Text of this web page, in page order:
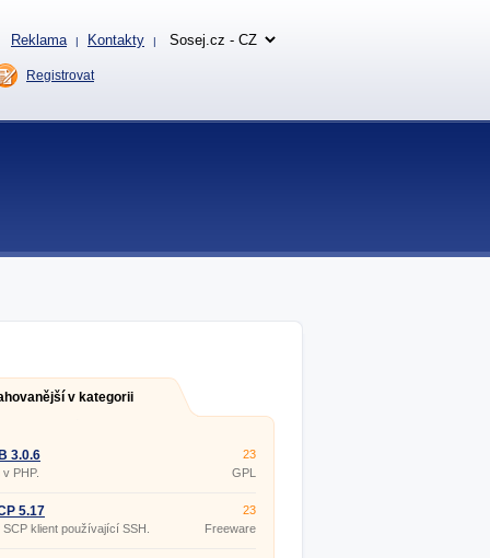
v kategorii
3.0.6
PHP.
23
GPL
5.17
klient používající SSH.
23
Freeware
Reklama | Kontakty |
Registrovat